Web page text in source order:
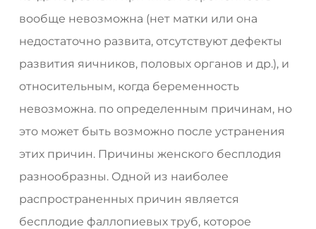
вообще невозможна (нет матки или она
недостаточно развита, отсутствуют дефекты
развития яичников, половых органов и др.), и
относительным, когда беременность
невозможна. по определенным причинам, но
это может быть возможно после устранения
этих причин. Причины женского бесплодия
разнообразны. Одной из наиболее
распространенных причин является
бесплодие фаллопиевых труб, которое